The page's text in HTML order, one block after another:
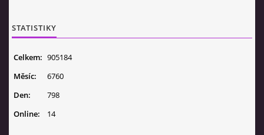
STATISTIKY
Online: 14
Celkem: 905184
Měsíc:
6760
Den:
798